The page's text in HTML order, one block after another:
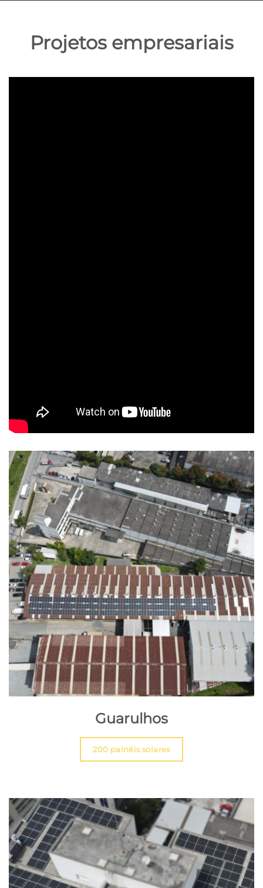
Projetos empresariais
Guarulhos
200 painéis solares